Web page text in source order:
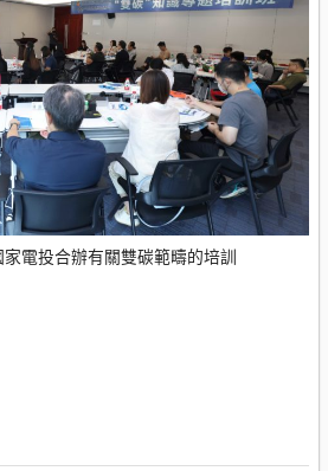
電投合辦有關雙碳範疇的培訓